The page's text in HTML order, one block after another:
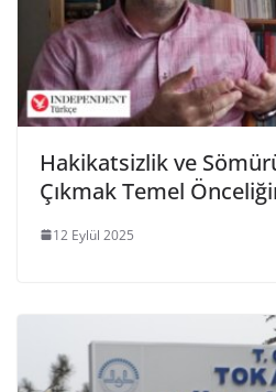
Hakikatsizlik ve
Çıkmak Temel
12 Eylül 2025